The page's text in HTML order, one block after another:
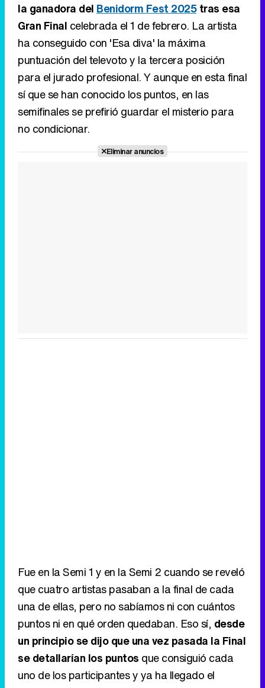
la ganadora del Benidorm Fest 2025tras esa
Gran Final celebrada el 1 de febrero. La artista
ha conseguido con 'Esa diva' la máxima
puntuación del televoto y la tercera posición
para el jurado profesional. Y aunque en esta final
sí que se han conocido los puntos, en las
semifinales se prefirió guardar el misterio para
no condicionar.
Eliminar anuncios
Fue en la Semi 1 y en la Semi 2 cuando se reveló
que cuatro artistas pasaban a la final de cada
una de ellas, pero no sabíamos ni con cuántos
puntos ni en qué orden quedaban. Eso sí, desde
un principio se dijo que una vez pasada la Final
se detallarían los puntos que consiguió cada
uno de los participantes y ya ha llegado el